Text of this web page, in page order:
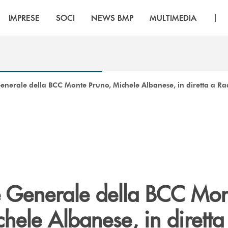
IMPRESE SOCI NEWS BMP MULTIMEDIA |
della BCC Monte Pruno, Michele Albanese, in diretta a
della BCC
Albanese, in